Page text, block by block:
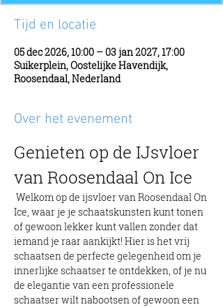
Tijd en locatie
05 dec 2026, 10:00 – 03 jan 2027, 17:00
Suikerplein, Oostelijke Havendijk,
Roosendaal, Nederland
Over het evenement
Genieten op de IJsvloer
van Roosendaal On Ice
Ice, waar je je schaatskunsten kunt tonen
of gewoon lekker kunt vallen zonder dat
iemand je raar aankijkt! Hier is het vrij
schaatsen de perfecte gelegenheid om je
innerlijke schaatser te ontdekken, of je nu
de elegantie van een professionele
schaatser wilt nabootsen of gewoon een